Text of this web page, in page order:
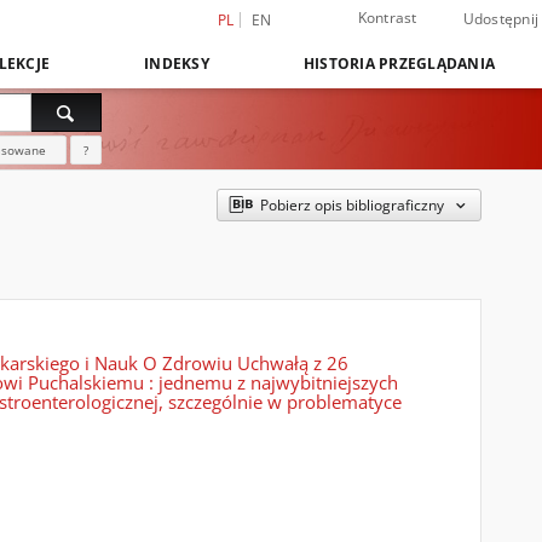
PL EN Kontrast Udostępnij
INDEKSY HISTORIA PRZEGLĄDANIA
?
Pobierz opis bibliograficzny
i Nauk O Zdrowiu Uchwałą z 26
Puchalskiemu : jednemu z najwybitniejszych
szczególnie w problematyce